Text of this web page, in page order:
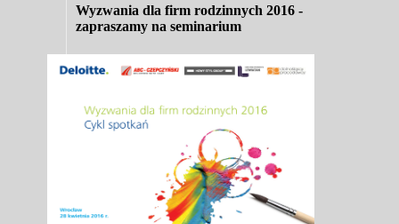
Wyzwania dla firm rodzinnych 2016 -
zapraszamy na seminarium